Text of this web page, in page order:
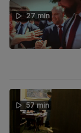
27 min
57 min